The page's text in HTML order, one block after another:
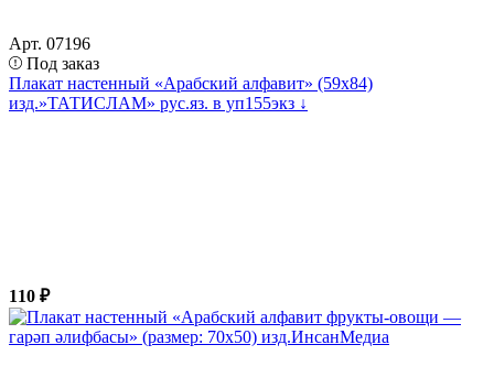
Арт. 07196
Под заказ
Плакат настенный «Арабский алфавит» (59х84)
изд.»ТАТИСЛАМ» рус.яз. в уп155экз ↓
110 ₽